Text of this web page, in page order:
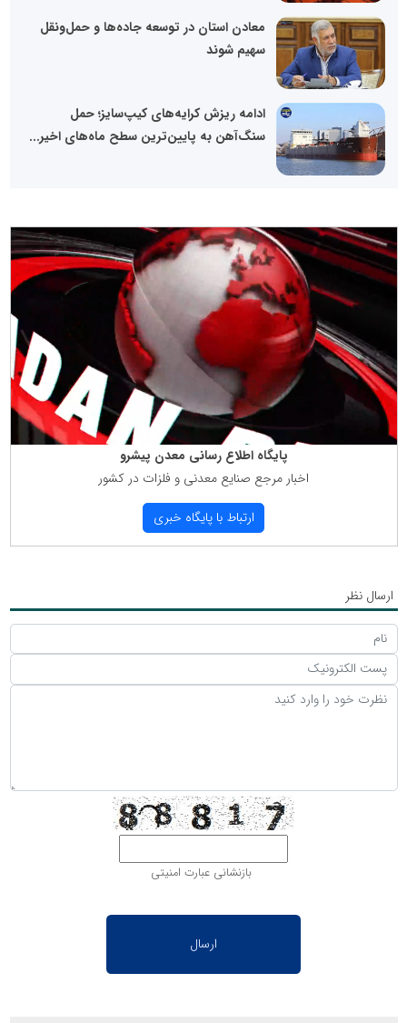
معادن استان در توسعه جاده‌ها و حمل‌ونقل
سهیم شوند
ادامه ریزش کرایه‌های کیپ‌سایز؛ حمل
سنگ‌آهن به پایین‌ترین سطح ماه‌های اخیر...
پایگاه اطلاع رسانی معدن پیشرو
اخبار مرجع صنایع معدنی و فلزات در كشور
ارتباط با پایگاه خبری
ارسال نظر
بازنشانی عبارت امنیتی